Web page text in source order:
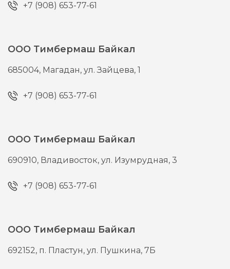
+7 (908) 653-77-61
ООО Тимбермаш Байкал
685004, Магадан,ул. Зайцева, 1
+7 (908) 653-77-61
ООО Тимбермаш Байкал
690910, Владивосток,ул. Изумрудная, 3
+7 (908) 653-77-61
ООО Тимбермаш Байкал
692152, п. Пластун,ул. Пушкина, 7Б